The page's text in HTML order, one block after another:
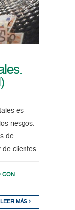
es
riesgos.
de
clientes.
CON
LEER MÁS